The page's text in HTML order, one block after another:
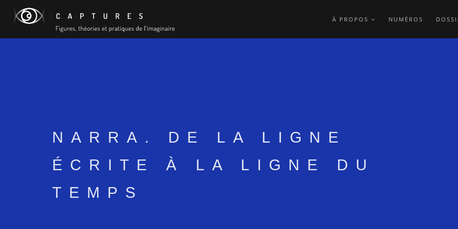
À PROPOS NUMÉROS
NARRA. DE LA LIGNE
ÉCRITE À LA LIGNE DU
TEMPS